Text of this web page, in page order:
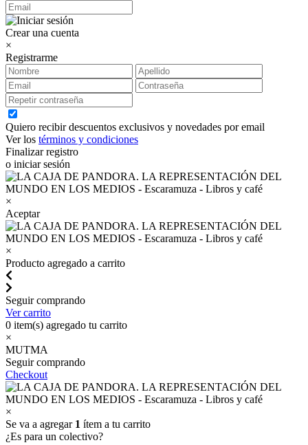
Crear una cuenta
×
Registrarme
Quiero recibir descuentos exclusivos y novedades por email
Ver los términos y condiciones
Finalizar registro
o iniciar sesión
×
Aceptar
×
Producto agregado a carrito
Seguir comprando
Ver carrito
0 item(s) agregado tu carrito
×
MUTMA
Seguir comprando
Checkout
×
Se va a agregar 1 ítem a tu carrito
¿Es para un colectivo?